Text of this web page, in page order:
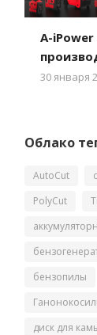
A-
30 января
Облако
AutoCut
PolyCut
бензопилы
диск для